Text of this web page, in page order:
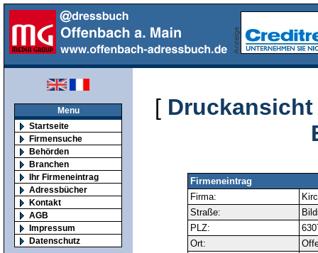
Menu
Startseite
Firmensuche
Behörden
Branchen
Ihr Firmeneintrag
Adressbücher
Kontakt
AGB
Impressum
Datenschutz
[ Druckansicht
Firmeneintrag
Firma:
Straße:
PLZ:
Ort: